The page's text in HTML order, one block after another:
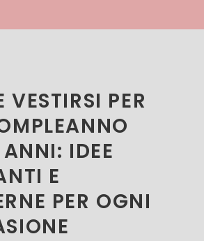
VESTIRSI PER
IDEE
E
PER OGNI